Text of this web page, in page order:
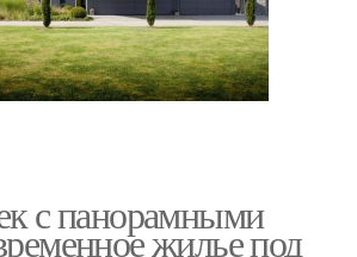
с панорамными
жилье под